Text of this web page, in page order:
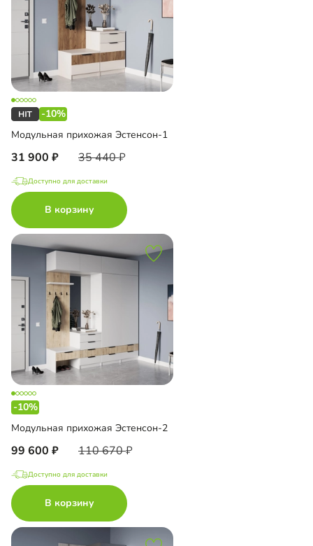
-10%
Модульная прихожая Эстенсон-1
31 900 35 440
Доступно для доставки
В корзину
-10%
Модульная прихожая Эстенсон-2
99 600 110 670
Доступно для доставки
В корзину